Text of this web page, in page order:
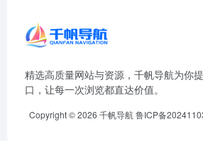
精选高质量网站与资源，千帆导航为你
口，让每一次浏览都直达价值。
Copyright © 2026 千帆导航鲁ICP备